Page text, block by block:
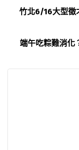
竹北6/16大型
端午吃粽難消化